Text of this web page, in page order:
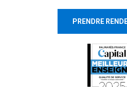
PRENDRE